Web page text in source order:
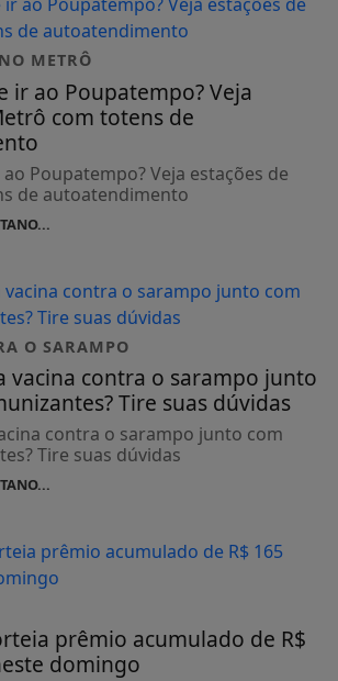
METRÔ
ir ao Poupatempo? Veja
com totens de
Poupatempo? Veja estações de
de autoatendimento
O SARAMPO
vacina contra o sarampo junto
Tire suas dúvidas
contra o sarampo junto com
Tire suas dúvidas
prêmio acumulado de R$
domingo